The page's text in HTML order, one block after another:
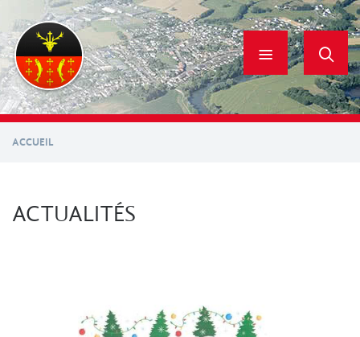
contenu
principal
ACCUEIL
ACTUALITÉS